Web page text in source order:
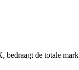
de totale